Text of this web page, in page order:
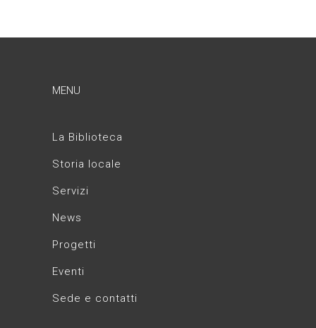
MENU
La Biblioteca
Storia locale
Servizi
News
Progetti
Eventi
Sede e contatti